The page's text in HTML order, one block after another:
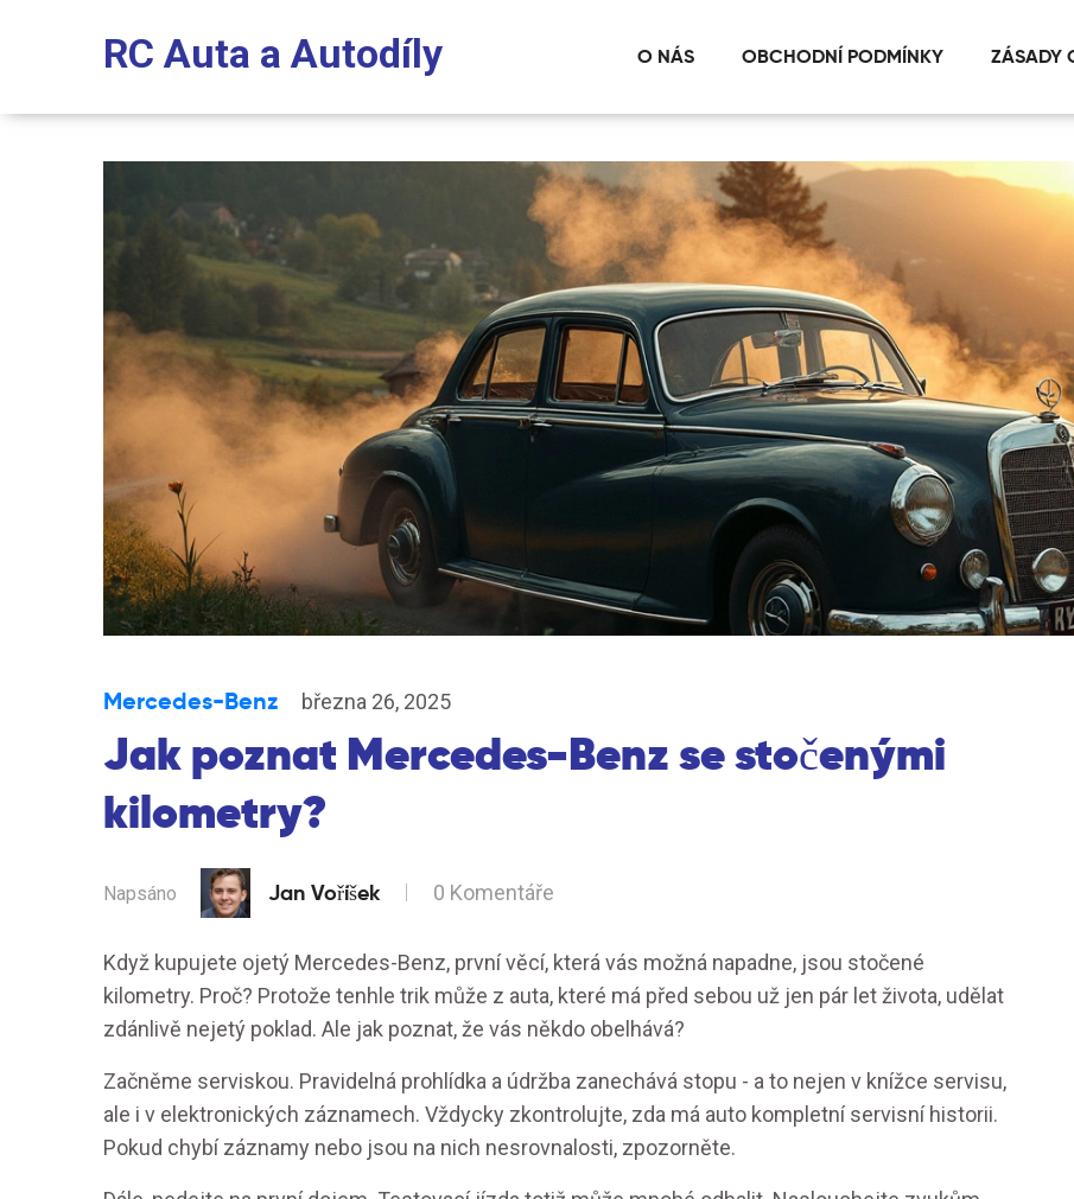
RC Auta a Autodíly O NÁS OBCHODNÍ PODMÍNKY ZÁSADY
Mercedes-Benz března 26, 2025
Jak poznat Mercedes-Benz se stočenými
kilometry?
Napsáno Jan Voříšek 0 Komentáře
Když kupujete ojetý Mercedes-Benz, první věcí, která vás možná napadne, jsou stočené
kilometry. Proč? Protože tenhle trik může z auta, které má před sebou už jen pár let života, udělat
zdánlivě nejetý poklad. Ale jak poznat, že vás někdo obelhává?
Začněme serviskou. Pravidelná prohlídka a údržba zanechává stopu - a to nejen v knížce servisu,
ale i v elektronických záznamech. Vždycky zkontrolujte, zda má auto kompletní servisní historii.
Pokud chybí záznamy nebo jsou na nich nesrovnalosti, zpozorněte.